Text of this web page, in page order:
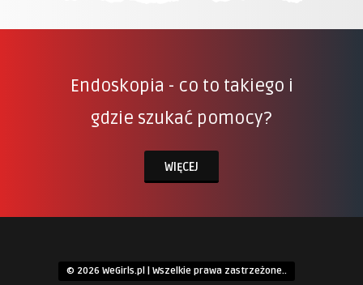
Endoskopia - co to takiego i
gdzie szukać pomocy?
WIĘCEJ
© 2026 WeGirls.pl | Wszelkie prawa zastrzeżone..